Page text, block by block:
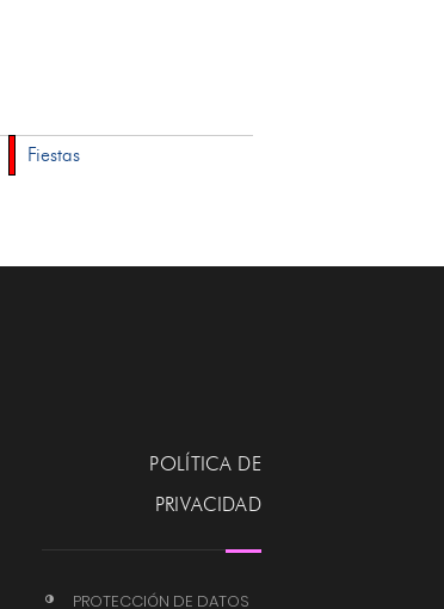
Fiestas
POLÍTICA DE
PRIVACIDAD
PROTECCIÓN DE DATOS